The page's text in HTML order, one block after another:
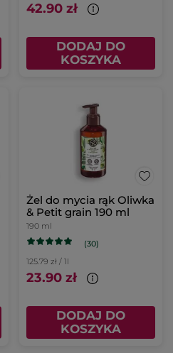
42.90 zł
DODAJ DO
KOSZYKA
Żel do mycia rąk Oliwka
& Petit grain 190 ml
190 ml
(30)
125.79 zł / 1l
23.90 zł
DODAJ DO
KOSZYKA